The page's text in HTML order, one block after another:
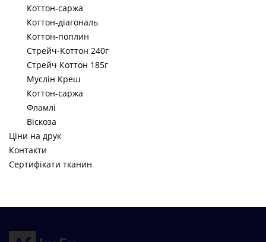
Коттон-саржа
Коттон-діагональ
Коттон-поплин
Стрейч-Коттон 240г
Стрейч Коттон 185г
Муслін Креш
Коттон-саржа
Фламлі
Віскоза
Ціни на друк
Контакти
Сертифікати тканин